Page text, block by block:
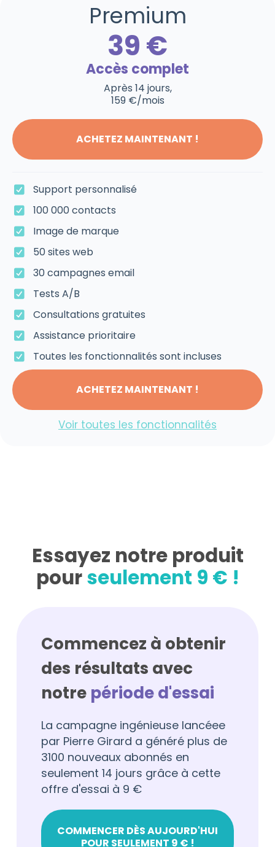
Premium
39 €
Accès complet
Après 14 jours,
159 €/mois
ACHETEZ MAINTENANT !
Support personnalisé
100 000 contacts
Image de marque
50 sites web
30 campagnes email
Tests A/B
Consultations gratuites
Assistance prioritaire
Toutes les fonctionnalités sont incluses
ACHETEZ MAINTENANT !
Voir toutes les fonctionnalités
Essayez notre produit
pourseulement 9 € !
Commencez à obtenir
des résultats avec
notre période d'essai
La campagne ingénieuse lancéee
par Pierre Girard a généré plus de
3100 nouveaux abonnés en
seulement 14 jours grâce à cette
offre d'essai à 9 €
COMMENCER DÈS AUJOURD'HUI
POUR SEULEMENT 9 € !